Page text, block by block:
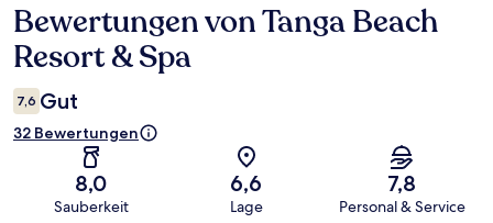
Bewertungen
Bewertungen von Tanga Beach
Resort & Spa
7,6 Gut
32 Bewertungen
8,0
Sauberkeit
6,6
Lage
7,8
Personal & Service